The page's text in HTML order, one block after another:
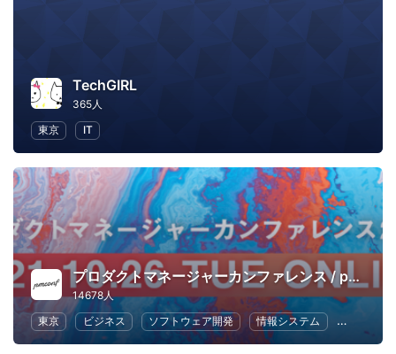
TechGIRL
365人
東京
IT
プロダクトマネージャーカンファレンス / pmconf
14678人
東京
ビジネス ソフトウェア開発 情報システム UX